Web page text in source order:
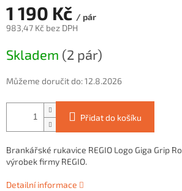
1 190 Kč / pár
983,47 Kč bez DPH
cena:
Skladem (2 pár)
Můžeme doručit do:12.8.2026
Přidat do košíku
Brankářské rukavice REGIO Logo Giga Grip
výrobek firmy REGIO.
Detailní informace